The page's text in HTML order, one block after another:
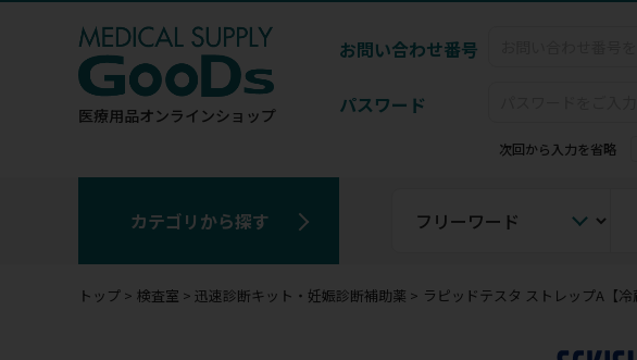
医療用品オンラインショップ
お問い合わせ番号
パスワード
次回から入力を省略
カテゴリから探す
トップ 検査室 迅速診断キット・妊娠診断補助薬 ラピッドテスタ ストレップA【